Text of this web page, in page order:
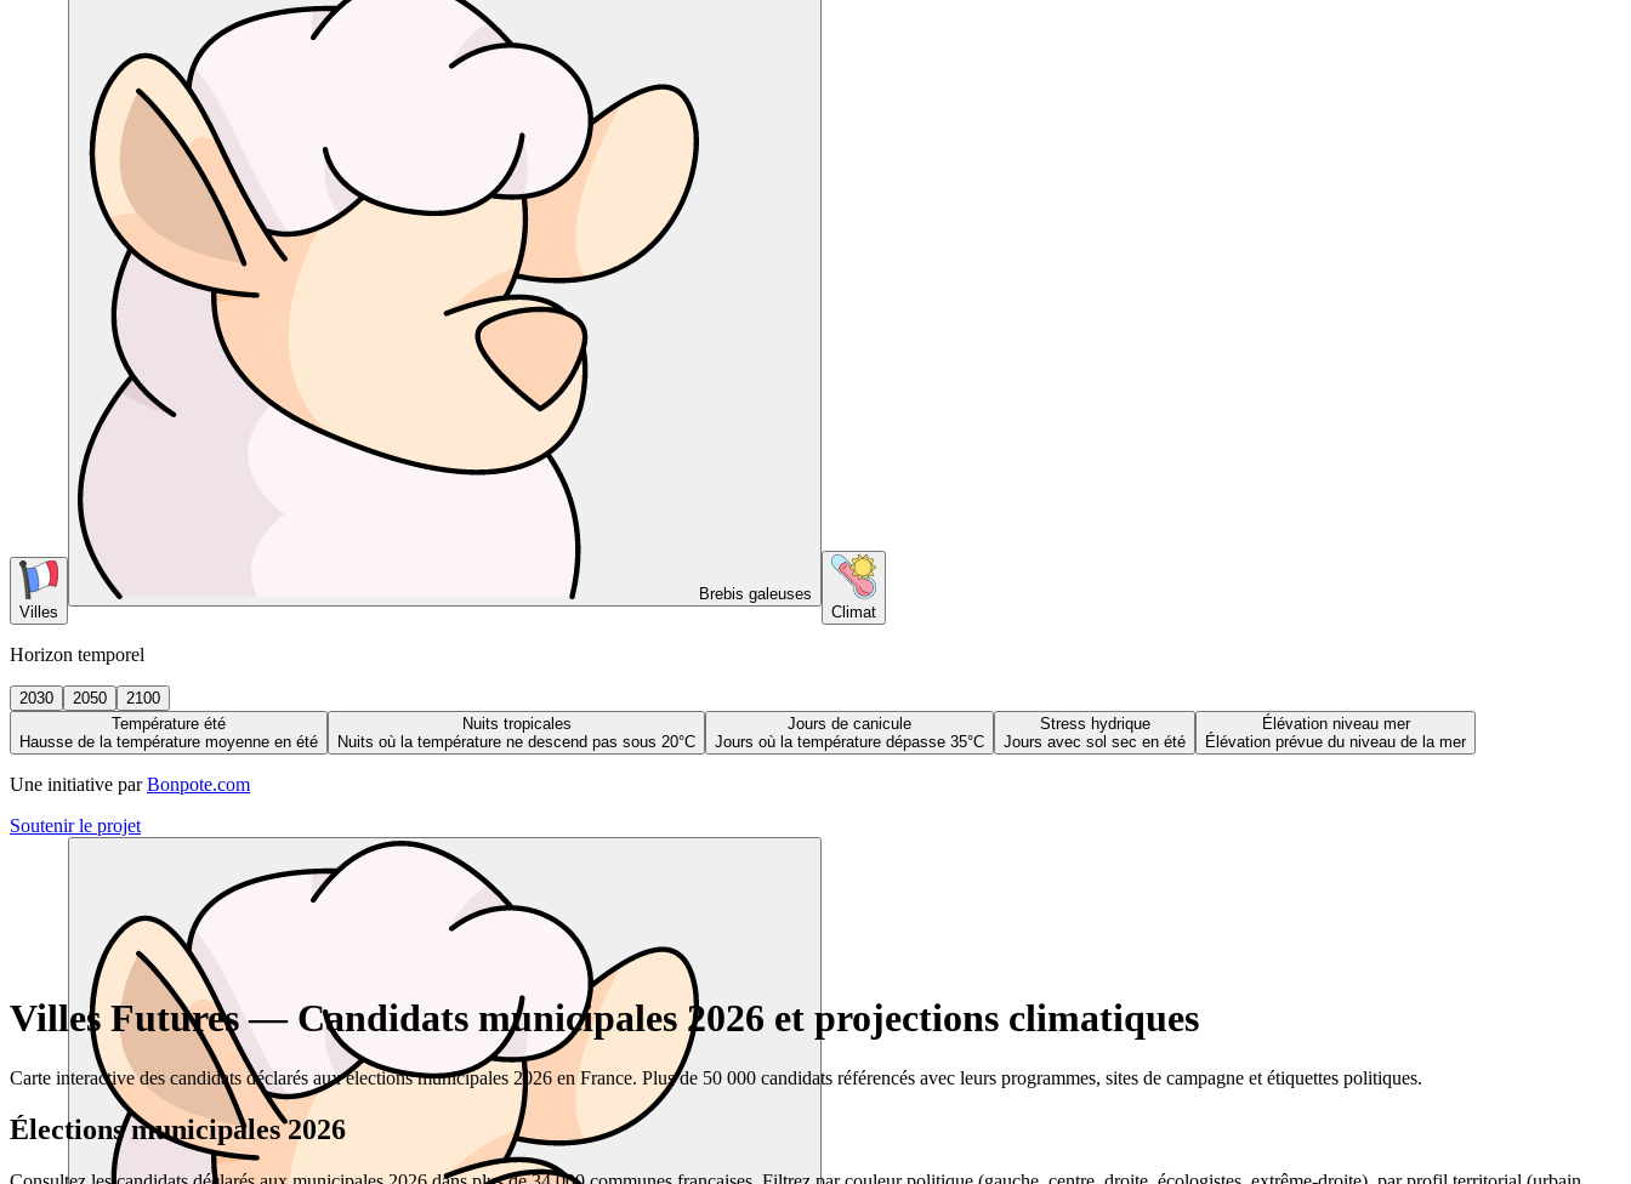
Villes
Brebis galeuses
Climat
Horizon temporel
2030 2050
2100
Température été
Hausse de la température moyenne en été
Nuits tropicales
Nuits où la température ne descend pas sous 20°C
Jours de canicule
Jours où la température dépasse 35°C
Stress hydrique
Jours avec sol sec en été
Élévation niveau mer
Élévation prévue du niveau de la mer
Une initiative par Bonpote.com
Soutenir le projet
Villes Futures — Candidats municipales 2026 et projections climatiques
Carte interactive des candidats déclarés aux élections municipales 2026 en France. Plus de 50 000 candidats référencés avec leurs programmes, sites de campagne et étiquettes politiques.
Élections municipales 2026